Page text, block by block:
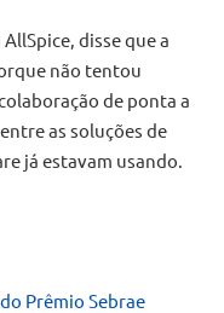
disse que a
não tentou
de ponta a
as soluções de
já estavam usando.
Prêmio Sebrae